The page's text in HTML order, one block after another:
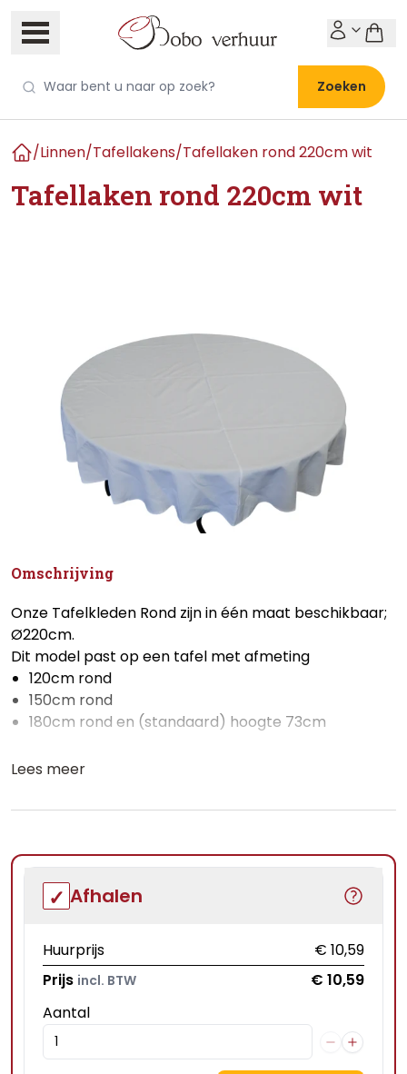
Zoeken
/Linnen/Tafellakens/Tafellaken rond 220cm wit
Tafellaken rond 220cm wit
Omschrijving
Onze Tafelkleden Rond zijn in één maat beschikbaar;
Ø220cm.
Dit model past op een tafel met afmeting
120cm rond
150cm rond
180cm rond en (standaard) hoogte 73cm
Lees meer
Afhalen
Huurprijs
€ 10,59
Prijs incl. BTW
€ 10,59
Aantal